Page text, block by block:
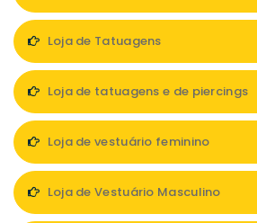
Loja de Tatuagens
Loja de tatuagens e de piercings
Loja de vestuário feminino
Loja de Vestuário Masculino